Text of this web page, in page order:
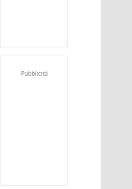
Pubblicità